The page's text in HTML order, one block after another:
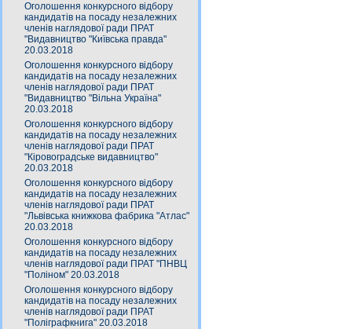
Оголошення конкурсного відбору
кандидатів на посаду незалежних
членів наглядової ради ПРАТ
"Видавництво "Київська правда"
20.03.2018
Оголошення конкурсного відбору
кандидатів на посаду незалежних
членів наглядової ради ПРАТ
"Видавництво "Вільна Україна"
20.03.2018
Оголошення конкурсного відбору
кандидатів на посаду незалежних
членів наглядової ради ПРАТ
"Кіровоградське видавництво"
20.03.2018
Оголошення конкурсного відбору
кандидатів на посаду незалежних
членів наглядової ради ПРАТ
"Львівська книжкова фабрика "Атлас"
20.03.2018
Оголошення конкурсного відбору
кандидатів на посаду незалежних
членів наглядової ради ПРАТ "ПНВЦ
"Поліном" 20.03.2018
Оголошення конкурсного відбору
кандидатів на посаду незалежних
членів наглядової ради ПРАТ
"Поліграфкнига" 20.03.2018